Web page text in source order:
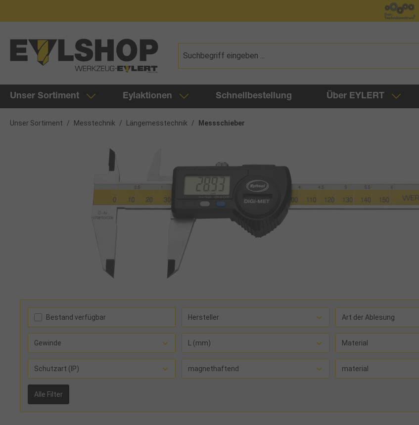
Unser Sortiment Eylaktionen Schnellbestellung Über EYLERT
Unser Sortiment / Messtechnik / Längemesstechnik / Messschieber
Bestand verfügbar Hersteller Art der Ablesung
Gewinde L (mm) Material
Schutzart (IP) magnethaftend material
Alle Filter